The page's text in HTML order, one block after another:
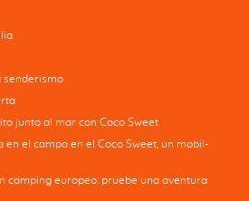
senderismo
junto al mar con Coco Sweet
en el campo en el Coco Sweet, un mobil-
camping europeo: pruebe una aventura